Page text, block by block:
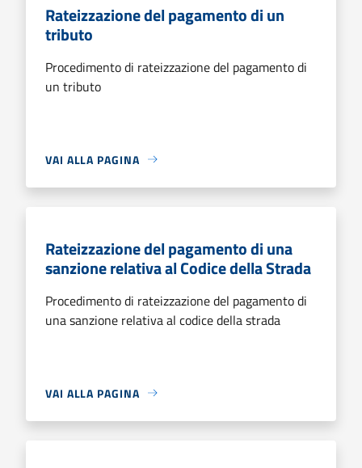
Rateizzazione del pagamento di un
tributo
Procedimento di rateizzazione del pagamento di
un tributo
VAI ALLA PAGINA
Rateizzazione del pagamento di una
sanzione relativa al Codice della Strada
Procedimento di rateizzazione del pagamento di
una sanzione relativa al codice della strada
VAI ALLA PAGINA